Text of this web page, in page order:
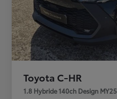
Toyota C-HR
1.8 Hybride 140ch Design MY25